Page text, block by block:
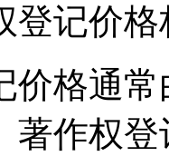
登记价
价格通
著作权